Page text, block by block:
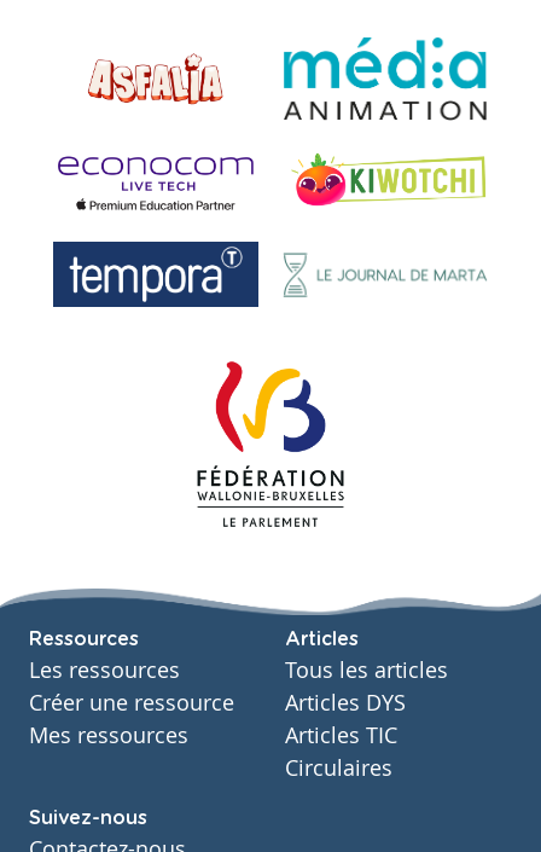
Ressources
Les ressources
Créer une ressource
Mes ressources
Articles
Tous les articles
Articles DYS
Articles TIC
Circulaires
Suivez-nous